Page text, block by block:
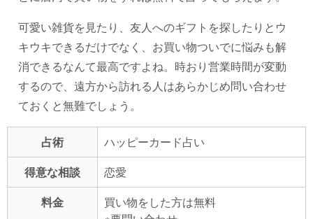
可愛い雑貨を見たり、友人へのギフトを探したりとウ
キウキできるだけでなく、お買い物ついでに悩みも解
消できるなんて最高ですよね。時おり営業時間が変動
するので、遠方から訪れる人はあらかじめ問い合わせ
ておくと無難でしょう。
占術
ハッピーカード占い
得意な相談
恋愛
料金
買い物をした方は無料